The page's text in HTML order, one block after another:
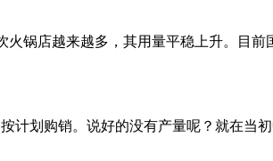
锅店越来越多，其用量平稳上升。目前
计划购销。说好的没有产量呢？就在当